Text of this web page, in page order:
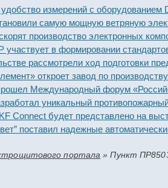
измерений с оборудованием
самую мощную ветряную
производство электронных
в формировании стандартов
рассмотрели ход подготовки
откроет завод по производству
Международный форум «Российская
уникальный противопожарный
будет представлено на
надежные автоматические
портала »Пункт